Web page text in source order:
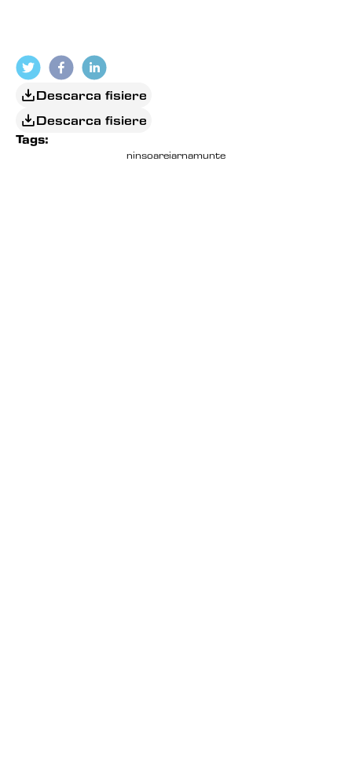
Descarca fisiere
Descarca fisiere
Tags:
ninsoareiarnamunte